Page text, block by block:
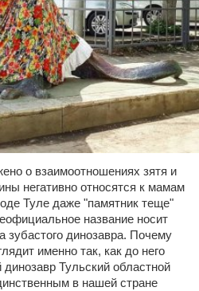
о взаимоотношениях зятя и
негативно относятся к мамам
Туле даже "памятник теще"
название носит
зубастого динозавра. Почему
именно так, как до него
Тульский областной
в нашей стране